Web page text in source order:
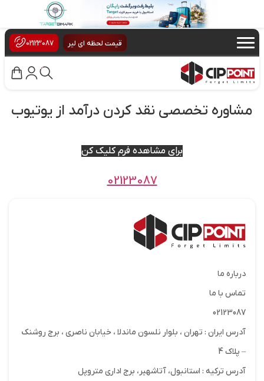
قیمت لحظه ای لیر 02123087
مشاوره تخصصی نقد کردن درآمد از یوتیوب
برای مشاهده فرم کلیک کن
02123087
درباره ما
تماس با ما
02123087
آدرس ایران : تهران ، بلوار نلسون ماندلا ، خیابان ناصری ، برج روشنک
– پلاک 4
آدرس ترکیه : استانبول، آتاشهیر، برج اداری متروپل